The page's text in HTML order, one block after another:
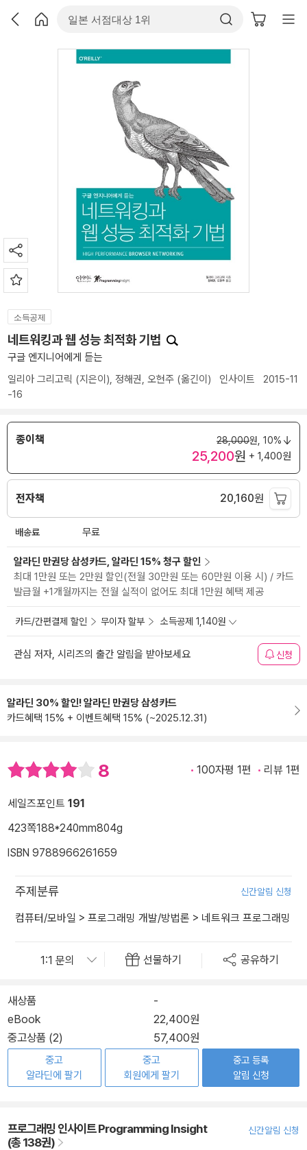
소득공제
네트워킹과 웹 성능 최적화 기법
구글 엔지니어에게 듣는
일리아 그리고릭 (지은이), 정해권, 오현주 (옮긴이) 인사이트 2015-11
-16
종이책 28,000원, 10%
25,200원 + 1,400원
전자책 20,160원
배송료 무료
알라딘 만권당 삼성카드, 알라딘 15% 청구 할인
최대 1만원 또는 2만원 할인(전월 30만원 또는 60만원 이용 시) / 카드
발급월 +1개월까지는 전월 실적이 없어도 최대 1만원 혜택 제공
카드/간편결제 할인 무이자 할부 소득공제 1,140원
관심 저자, 시리즈의 출간 알림을 받아보세요 신청
알라딘 30% 할인! 알라딘 만권당 삼성카드
카드혜택 15% + 이벤트혜택 15% (~2025.12.31)
8 100자평 1편 리뷰 1편
세일즈포인트 191
423쪽188*240mm804g
ISBN 9788966261659
주제분류 신간알림 신청
컴퓨터/모바일 > 프로그래밍 개발/방법론 > 네트워크 프로그래밍
선물하기 공유하기
새상품
-
eBook
22,400원
중고상품 (2)
57,400원
중고
알라딘에 팔기
중고
회원에게 팔기
중고 등록
알림 신청
프로그래밍 인사이트 Programming Insight
(총 138권)
신간알림 신청